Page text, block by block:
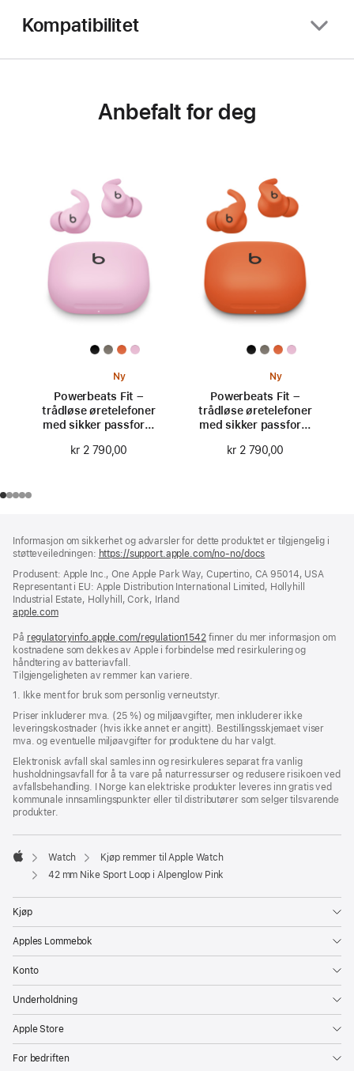
Kompatibilitet
Anbefalt for deg
Ny
Powerbeats Fit –
trådløse øretelefoner
med sikker passform
kraftfull rosa
kr 2 790,00
Ny
Powerbeats Fit –
trådløse øretelefoner
med sikker passform
ildfull oransje
kr 2 790,00
Informasjon om sikkerhet og advarsler for dette produktet er tilgjengelig i
støtteveiledningen: https://support.apple.com/no-no/docs
nytt
vindu)
Produsent: Apple Inc., One Apple Park Way, Cupertino, CA 95014, USA
Representant i EU: Apple Distribution International Limited, Hollyhill
Industrial Estate, Hollyhill, Cork, Irland
apple.com(åpnes
nytt
vindu)
På regulatoryinfo.apple.com/regulation1542(åpnes
i
finner du mer informasjon om
kostnadene som dekkes av Apple i forbindelse med resirkulering og
håndtering av batteriavfall.
Tilgjengeligheten av remmer kan variere.
1. Ikke ment for bruk som personlig verneutstyr.
Priser inkluderer mva. (25 %) og miljøavgifter, men inkluderer ikke
leveringskostnader (hvis ikke annet er angitt). Bestillingsskjemaet viser
mva. og eventuelle miljøavgifter for produktene du har valgt.
Elektronisk avfall skal samles inn og resirkuleres separat fra vanlig
husholdningsavfall for å ta vare på naturressurser og redusere risikoen ved
avfallsbehandling. I Norge kan elektriske produkter leveres inn gratis ved
kommunale innsamlingspunkter eller til distributører som selger tilsvarende
produkter.
Apple
Watch
Kjøp remmer til Apple Watch
42 mm Nike Sport Loop i Alpenglow Pink
Kjøp
Apples Lommebok
Konto
Underholdning
Apple Store
For bedriften